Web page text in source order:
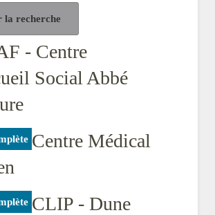
la recherche
- Centre
Social Abbé
Centre Médical
CLIP - Dune